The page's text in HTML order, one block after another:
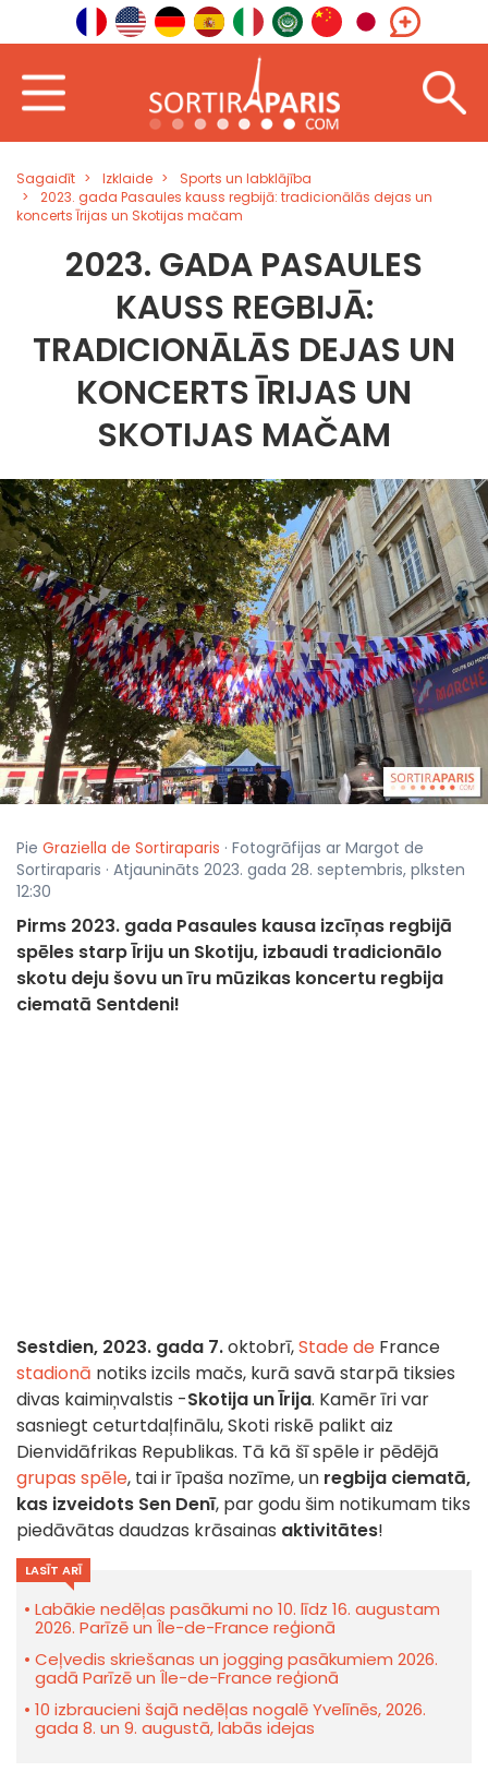
Sagaidīt Izklaide
Sports un labklājība
2023. gada Pasaules kauss regbijā: tradicionālās dejas un
koncerts Īrijas un Skotijas mačam
2023. GADA PASAULES
KAUSS REGBIJĀ:
TRADICIONĀLĀS DEJAS UN
KONCERTS ĪRIJAS UN
SKOTIJAS MAČAM
Pie Graziella de Sortiraparis · Fotogrāfijas ar Margot de
Sortiraparis · Atjaunināts 2023. gada 28. septembris, plksten
12:30
Pirms 2023. gada Pasaules kausa izcīņas regbijā
spēles starp Īriju un Skotiju, izbaudi tradicionālo
skotu deju šovu un īru mūzikas koncertu regbija
ciematā Sentdeni!
Sestdien, 2023. gada 7.oktobrī,Stade de France
stadionā notiks izcils mačs, kurā savā starpā tiksies
divas kaimiņvalstis -Skotija un Īrija. Kamēr īri var
sasniegt ceturtdaļfinālu, Skoti riskē palikt aiz
Dienvidāfrikas Republikas. Tā kā šī spēle ir pēdējā
grupas spēle, tai ir īpaša nozīme, un regbija ciematā,
kas izveidots Sen Denī, par godu šim notikumam tiks
piedāvātas daudzas krāsainas aktivitātes!
LASĪT ARĪ
Labākie nedēļas pasākumi no 10. līdz 16. augustam
2026. Parīzē un Île-de-France reģionā
Ceļvedis skriešanas un jogging pasākumiem 2026.
gadā Parīzē un Île-de-France reģionā
10 izbraucieni šajā nedēļas nogalē Yvelīnēs, 2026.
gada 8. un 9. augustā, labās idejas